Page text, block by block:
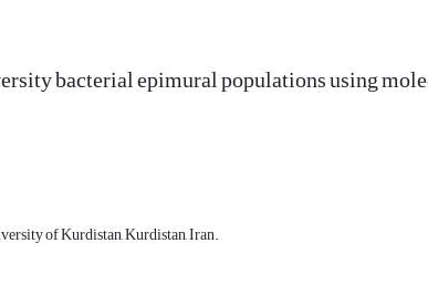
bacterial epimural populations using
of Kurdistan, Kurdistan, Iran.